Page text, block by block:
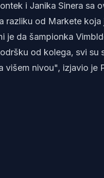
i Janika Sinera sa
razliku od Markete
je da šampionka
od kolega, svi su
višem nivou", izjavio je